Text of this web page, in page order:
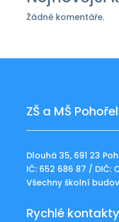
Žádné komentáře.
ZŠ a MŠ
Dlouhá 35, 691 23
IČ: 652 686 87 / DIČ:
Všechny školní
Rychlé kontakty